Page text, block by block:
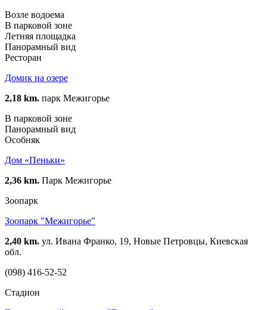
Возле водоема
В парковой зоне
Летняя площадка
Панорамный вид
Ресторан
Домик на озере
2,18 km. парк Межигорье
В парковой зоне
Панорамный вид
Особняк
Дом «Пеньки»
2,36 km. Парк Межигорье
Зоопарк
Зоопарк "Межигорье"
2,40 km. ул. Ивана Франко, 19, Новые Петровцы, Киевская
обл.
(098) 416-52-52
Стадион